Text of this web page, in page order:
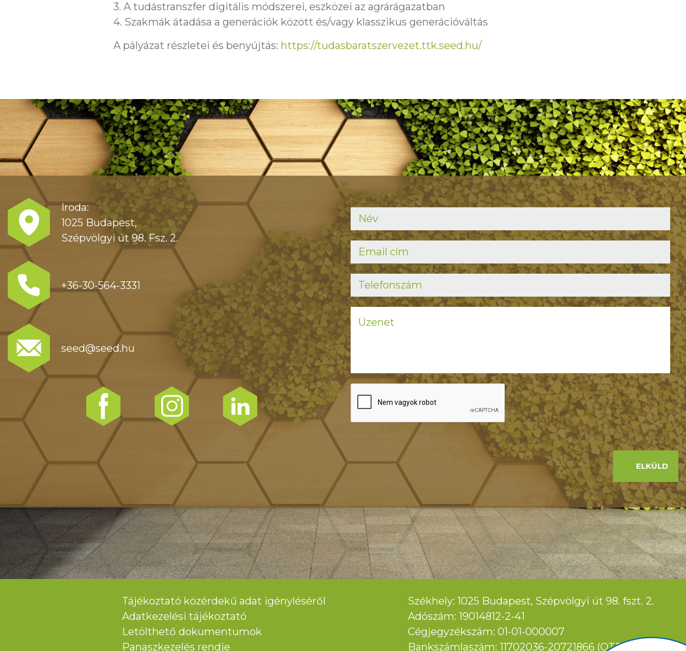
3. A tudástranszfer digitális módszerei, eszközei az agrárágazatban
4. Szakmák átadása a generációk között és/vagy klasszikus generációváltás
A pályázat részletei és benyújtás: https://tudasbaratszervezet.ttk.seed.hu/
Iroda:
1025 Budapest,
Szépvölgyi út 98. Fsz. 2.
+36-30-564-3331
seed@seed.hu
ELKÜLD
Tájékoztató közérdekű adat igényléséről
Adatkezelési tájékoztató
Letölthető dokumentumok
Panaszkezelés rendje
Székhely: 1025 Budapest, Szépvölgyi út 98. fszt. 2.
Adószám: 19014812-2-41
Cégjegyzékszám: 01-01-000007
Bankszámlaszám: 11702036-20721866 (OTP Bank)